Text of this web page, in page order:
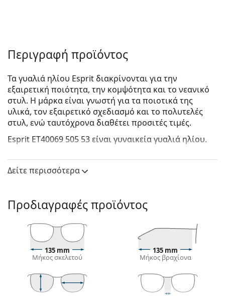
Περιγραφή προϊόντος
Τα γυαλιά ηλίου Esprit διακρίνονται για την
εξαιρετική ποιότητα, την κομψότητα και το νεανικό
στυλ. Η μάρκα είναι γνωστή για τα ποιοτικά της
υλικά, τον εξαιρετικό σχεδιασμό και το πολυτελές
στυλ, ενώ ταυτόχρονα διαθέτει προσιτές τιμές.
Esprit ET40069 505 53είναι γυναικεία γυαλιά ηλίου.
Το γκρι χρώμα του σκελετού ταιριάζει απόλυτα με
Οι τετράγωνοι σκελετοί γυαλιών ηλίου
ή τριγωνικό σχήμα προσώπου.
Ο σκελετός των γυαλιών ηλίου είναι
κατασκευασμένος από συνδυασμό μετάλλου και
πλαστικού, ο οποίος προσφέρει υψηλή
ανθεκτικότητα και σταθερότητα.
Φακός γυαλιών ηλίου
Δείτε περισσότερα
Προδιαγραφές προϊόντος
135 mm
Μήκος σκελετού
135 mm
Μήκος βραχίονα